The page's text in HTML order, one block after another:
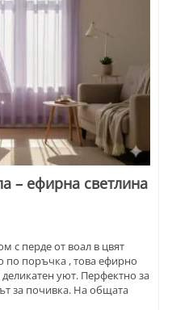
– ефирна светлина
с перде от воал в цвят
по поръчка , това ефирно
уют. Перфектно за
за почивка. На общата